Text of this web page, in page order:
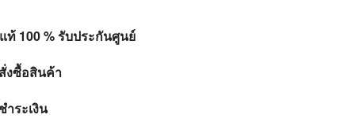
ท้ 100 % รับประกันศูนย์
งซื้อสินค้า
ำระเงิน